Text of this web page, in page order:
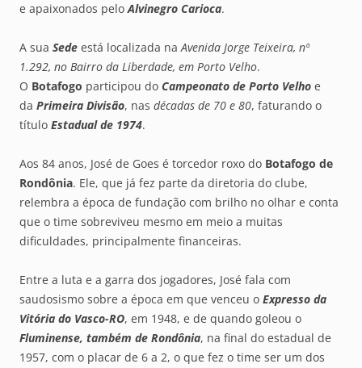
e apaixonados peloAlvinegro Carioca.
A sua Sede está localizada naAvenida Jorge Teixeira, nº
1.292, no Bairro da Liberdade, em Porto Velho.
O Botafogo participou do Campeonato de Porto Velho e
da Primeira Divisão, nas décadas de 70 e 80, faturando o
título Estadual de 1974.
Aos 84 anos, José de Goes é torcedor roxo do Botafogo de
Rondônia. Ele, que já fez parte da diretoria do clube,
relembra a época de fundação com brilho no olhar e conta
que o time sobreviveu mesmo em meio a muitas
dificuldades, principalmente financeiras.
Entre a luta e a garra dos jogadores, José fala com
saudosismo sobre a época em que venceu o Expresso da
Vitória do Vasco-RO, em 1948, e de quando goleou o
Fluminense, também de Rondônia, na final do estadual de
1957, com o placar de 6 a 2, o que fez o time ser um dos